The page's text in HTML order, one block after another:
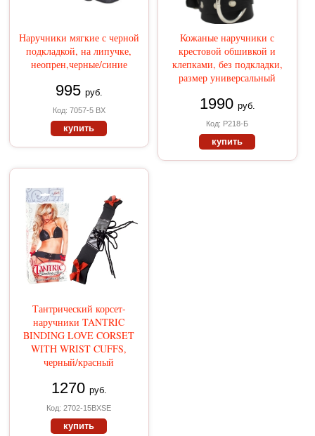
Наручники мягкие с черной
подкладкой, на липучке,
неопрен,черные/синие
995 руб.
Код: 7057-5 BX
купить
Кожаные наручники с
крестовой обшивкой и
клепками, без подкладки,
размер универсальный
1990 руб.
Код: Р218-Б
купить
Тантрический корсет-
наручники TANTRIC
BINDING LOVE CORSET
WITH WRIST CUFFS,
черный/красный
1270 руб.
Код: 2702-15BXSE
купить